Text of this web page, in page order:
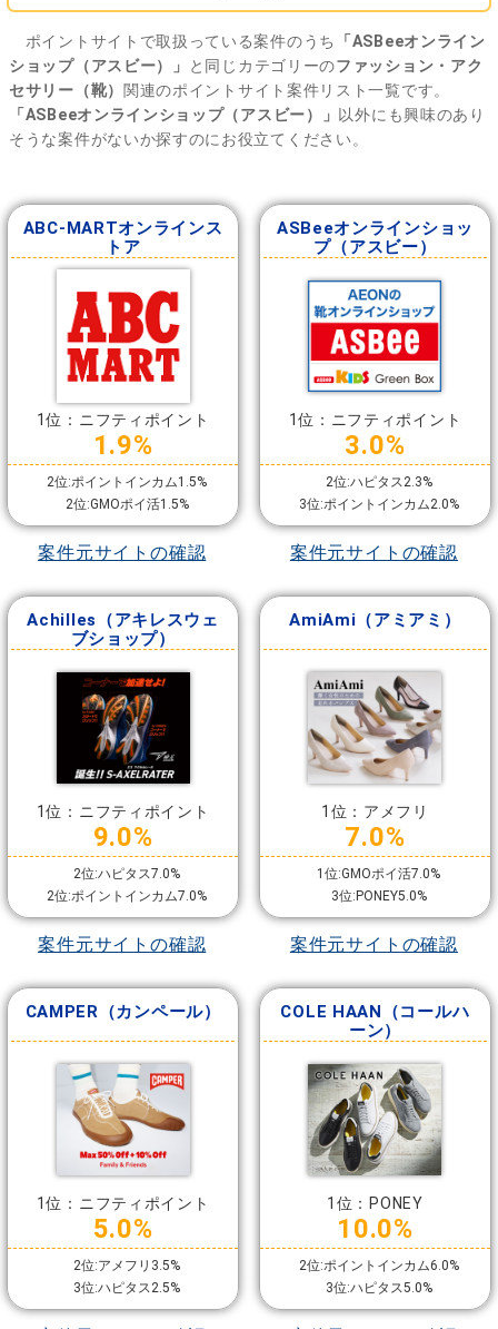
ポイントサイトで取扱っている案件のうち
「ASBeeオンライン
ショップ（アスビー）」
と同じカテゴリーのファッション・アク
セサリー（靴） 関連のポイントサイト案件リスト一覧です。
「ASBeeオンラインショップ（アスビー）」 以外にも興味のあり
そうな案件がないか探すのにお役立てください。
ABC-MARTオンラインス
トア
1位：ニフティポイント
1.9%
2位:ポイントインカム1.5%
2位:GMOポイ活1.5%
案件元サイトの確認
ASBeeオンラインショッ
プ（アスビー）
1位：ニフティポイント
3.0%
2位:ハピタス2.3%
3位:ポイントインカム2.0%
案件元サイトの確認
Achilles（アキレスウェ
ブショップ）
1位：ニフティポイント
9.0%
2位:ハピタス7.0%
2位:ポイントインカム7.0%
案件元サイトの確認
AmiAmi（アミアミ）
1位：アメフリ
7.0%
1位:GMOポイ活7.0%
3位:PONEY5.0%
案件元サイトの確認
CAMPER（カンペール）
1位：ニフティポイント
5.0%
2位:アメフリ3.5%
3位:ハピタス2.5%
COLE HAAN（コールハ
ーン）
1位：PONEY
10.0%
2位:ポイントインカム6.0%
3位:ハピタス5.0%